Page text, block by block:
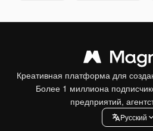
Креативная платформа для
Более 1 миллиона
предприятий,
Pусский